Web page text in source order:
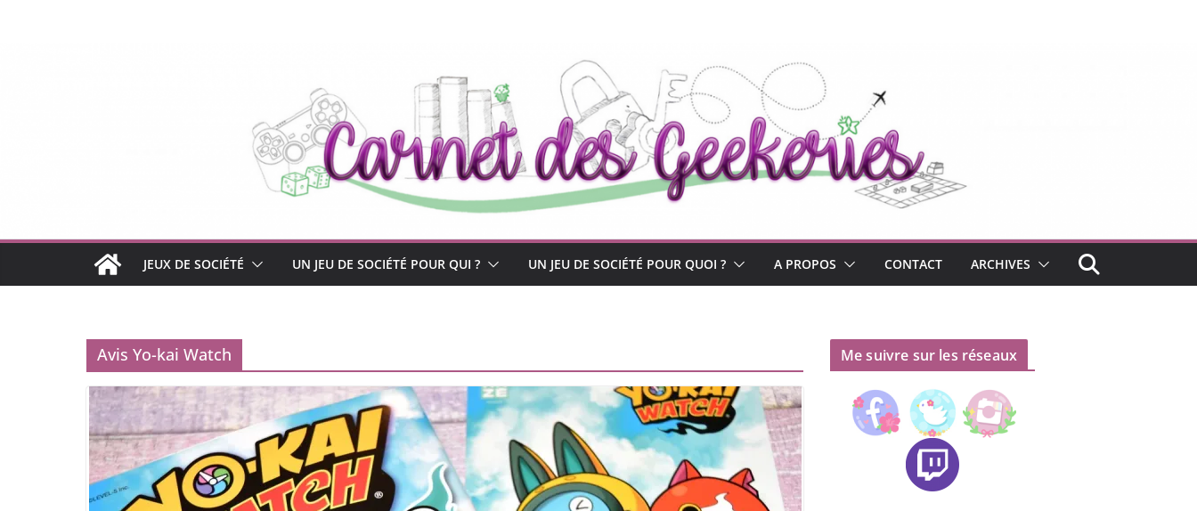
JEUX DE SOCIÉTÉ UN JEU DE SOCIÉTÉ POUR QUI ? UN JEU DE SOCIÉTÉ POUR QUOI ? A PROPOS CONTACT ARCHIVES
Avis Yo-kai Watch Me suivre sur les réseaux